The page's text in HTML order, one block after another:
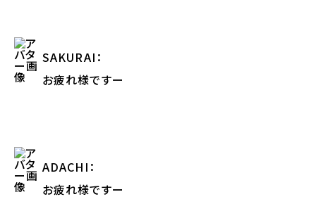
SAKURAI ：
お疲れ様ですー
ADACHI ：
お疲れ様ですー